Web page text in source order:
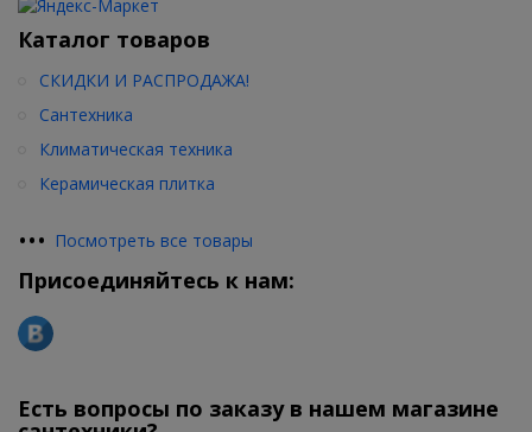
Каталог товаров
СКИДКИ И РАСПРОДАЖА!
Сантехника
Климатическая техника
Керамическая плитка
••• Посмотреть все товары
Присоединяйтесь к нам:
Есть вопросы по заказу в нашем магазине